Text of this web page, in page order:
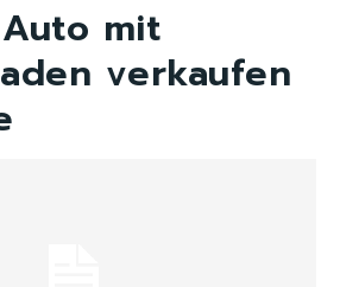
Auto mit
verkaufen